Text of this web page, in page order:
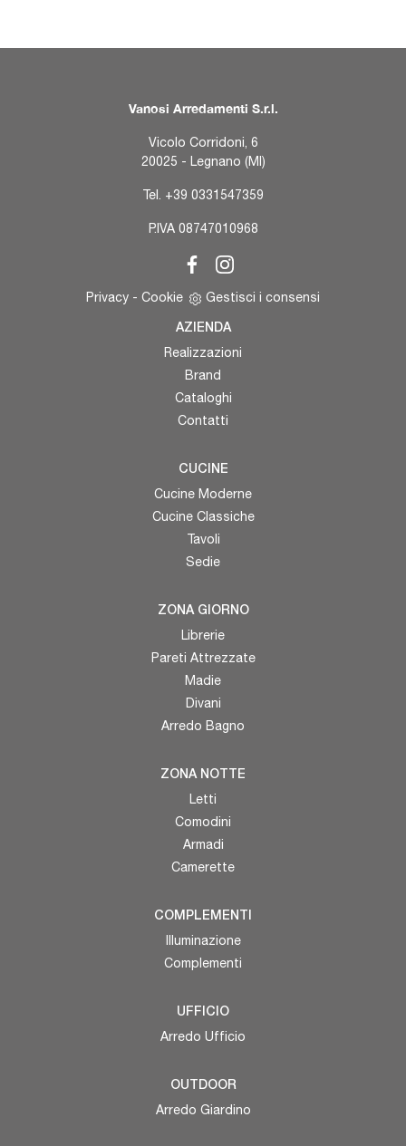
Vanosi Arredamenti S.r.l.
Vicolo Corridoni, 6
20025 - Legnano (MI)
Tel. +39 0331547359
P.IVA 08747010968
Privacy - Cookie Gestisci i consensi
AZIENDA
Realizzazioni
Brand
Cataloghi
Contatti
CUCINE
Cucine Moderne
Cucine Classiche
Tavoli
Sedie
ZONA GIORNO
Librerie
Pareti Attrezzate
Madie
Divani
Arredo Bagno
ZONA NOTTE
Letti
Comodini
Armadi
Camerette
COMPLEMENTI
Illuminazione
Complementi
UFFICIO
Arredo Ufficio
OUTDOOR
Arredo Giardino